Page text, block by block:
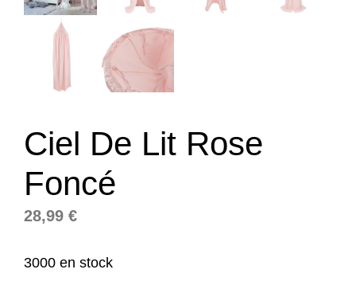
Ciel De Lit Rose
Foncé
28,99 €
3000 en stock